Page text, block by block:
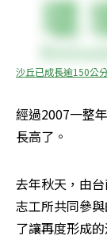
沙丘已成長逾150公
經過2007一整
長高了。
去年秋天，由
志工所共同參
了讓再度形成